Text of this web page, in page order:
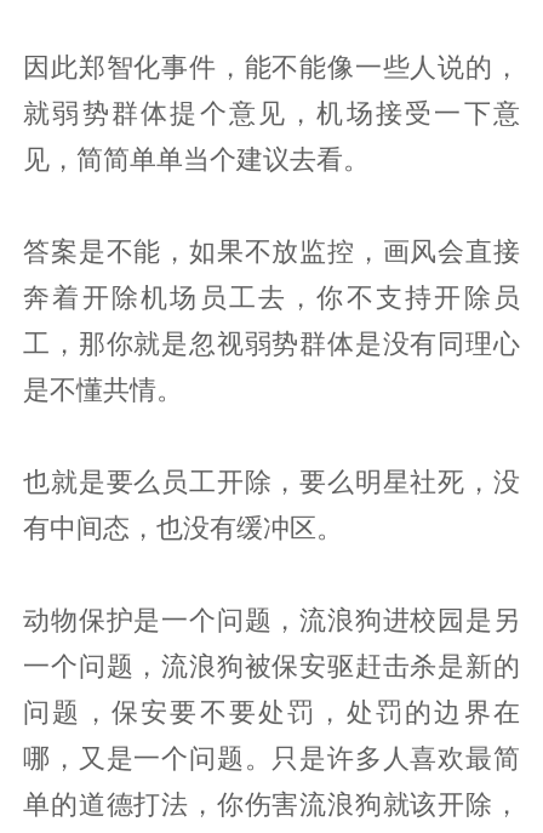
因此郑智化事件，能不能像一些人说的，
就弱势群体提个意见，机场接受一下意
见，简简单单当个建议去看。
答案是不能，如果不放监控，画风会直接
奔着开除机场员工去，你不支持开除员
工，那你就是忽视弱势群体是没有同理心
是不懂共情。
也就是要么员工开除，要么明星社死，没
有中间态，也没有缓冲区。
动物保护是一个问题，流浪狗进校园是另
一个问题，流浪狗被保安驱赶击杀是新的
问题，保安要不要处罚，处罚的边界在
哪，又是一个问题。只是许多人喜欢最简
单的道德打法，你伤害流浪狗就该开除，